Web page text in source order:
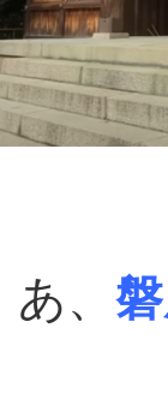
あ、